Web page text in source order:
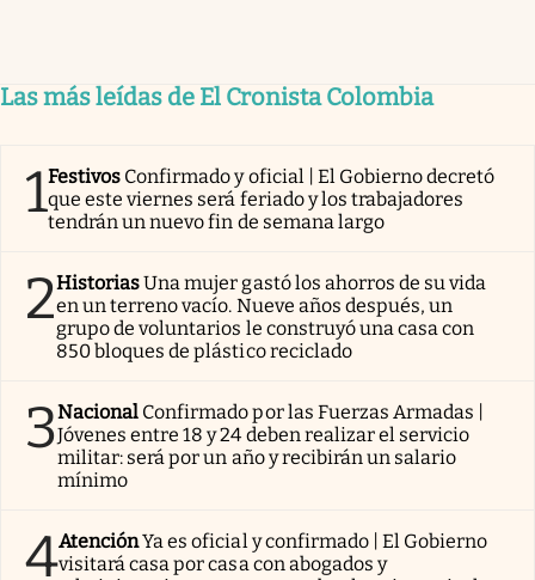
Las más leídas de El Cronista Colombia
1Festivos Confirmado y oficial | El Gobierno decretó
que este viernes será feriado y los trabajadores
tendrán un nuevo fin de semana largo
2HistoriasUna mujer gastó los ahorros de su vida
en un terreno vacío. Nueve años después, un
grupo de voluntarios le construyó una casa con
850 bloques de plástico reciclado
3Nacional Confirmado por las Fuerzas Armadas |
Jóvenes entre 18 y 24 deben realizar el servicio
militar: será por un año y recibirán un salario
mínimo
4AtenciónYa es oficial y confirmado | El Gobierno
visitará casa por casa con abogados y